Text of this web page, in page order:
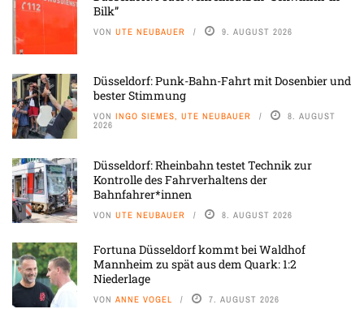
Bilk”
VON UTE NEUBAUER 9. AUGUST 2026
Düsseldorf: Punk-Bahn-Fahrt mit Dosenbier und
bester Stimmung
VON INGO SIEMES, UTE NEUBAUER 8. AUGUST
2026
Düsseldorf: Rheinbahn testet Technik zur
Kontrolle des Fahrverhaltens der
Bahnfahrer*innen
VON UTE NEUBAUER 8. AUGUST 2026
Fortuna Düsseldorf kommt bei Waldhof
Mannheim zu spät aus dem Quark: 1:2
Niederlage
VON ANNE VOGEL 7. AUGUST 2026